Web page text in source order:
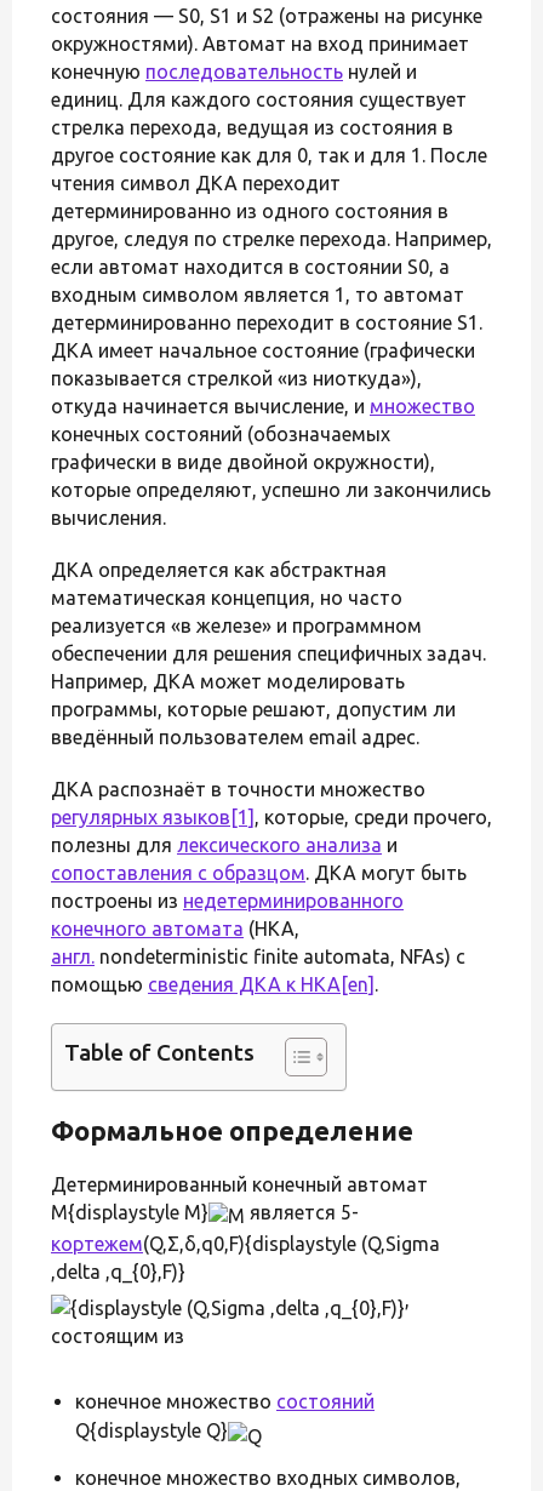
состояния — S0, S1 и S2 (отражены на рисунке
окружностями). Автомат на вход принимает
конечную последовательность нулей и
единиц. Для каждого состояния существует
стрелка перехода, ведущая из состояния в
другое состояние как для 0, так и для 1. После
чтения символ ДКА переходит
детерминированно из одного состояния в
другое, следуя по стрелке перехода. Например,
если автомат находится в состоянии S0, а
входным символом является 1, то автомат
детерминированно переходит в состояние S1.
ДКА имеет начальное состояние (графически
показывается стрелкой «из ниоткуда»),
откуда начинается вычисление, и множество
конечных состояний (обозначаемых
графически в виде двойной окружности),
которые определяют, успешно ли закончились
вычисления.
ДКА определяется как абстрактная
математическая концепция, но часто
реализуется «в железе» и программном
обеспечении для решения специфичных задач.
Например, ДКА может моделировать
программы, которые решают, допустим ли
введённый пользователем email адрес.
ДКА распознаёт в точности множество
регулярных языков [1] , которые, среди прочего,
полезны для лексического анализа и
сопоставления с образцом. ДКА могут быть
построены из недетерминированного
конечного автомата (НКА,
англ. nondeterministic finite automata, NFAs) с
помощью сведения ДКА к НКА [en] .
Table of Contents
Формальное определение
Детерминированный конечный автомат
M{displaystyle M}
является 5-
кортежем(Q,Σ,δ,q0,F){displaystyle (Q,Sigma
,delta ,q_{0},F)}
,
состоящим из
конечное множество состояний
Q{displaystyle Q}
конечное множество входных символов,